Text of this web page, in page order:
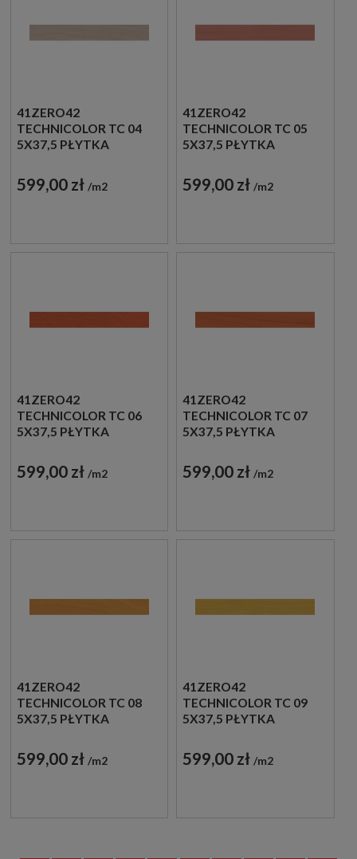
41ZERO42
TECHNICOLOR TC 04
5X37,5 PŁYTKA
599,00 zł m2
41ZERO42
TECHNICOLOR TC 05
5X37,5 PŁYTKA
599,00 zł m2
41ZERO42
TECHNICOLOR TC 06
5X37,5 PŁYTKA
599,00 zł m2
41ZERO42
TECHNICOLOR TC 07
5X37,5 PŁYTKA
599,00 zł m2
41ZERO42
TECHNICOLOR TC 08
5X37,5 PŁYTKA
599,00 zł m2
41ZERO42
TECHNICOLOR TC 09
5X37,5 PŁYTKA
599,00 zł m2